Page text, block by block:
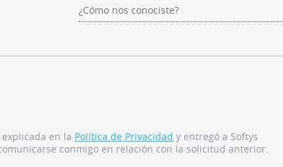
en la Política de Privacidad y entregó a Softys
conmigo en relación con la solicitud anterior.